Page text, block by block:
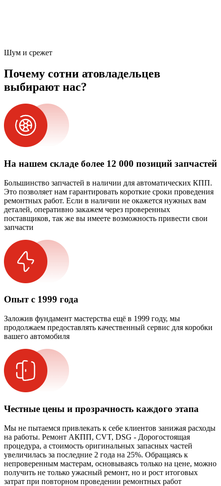
Шум и срежет
Почему сотни атовладельцев
выбирают нас?
На нашем складе более 12 000 позиций запчастей
Большинство запчастей в наличии для автоматических КПП.
Это позволяет нам гарантировать короткие сроки проведения
ремонтных работ. Если в наличии не окажется нужных вам
деталей, оперативно закажем через проверенных
поставщиков, так же вы имеете возможность привести свои
запчасти
Опыт с 1999 года
Заложив фундамент мастерства ещё в 1999 году, мы
продолжаем предоставлять качественный сервис для коробки
вашего автомобиля
Честные цены и прозрачность каждого этапа
Мы не пытаемся привлекать к себе клиентов занижая расходы
на работы. Ремонт АКПП, CVT, DSG - Дорогостоящая
процедура, а стоимость оригинальных запасных частей
увеличилась за последние 2 года на 25%. Обращаясь к
непроверенным мастерам, основываясь только на цене, можно
получить не только ужасный ремонт, но и рост итоговых
затрат при повторном проведении ремонтных работ